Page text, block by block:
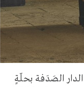
الصَدَفة بحلّةٍ